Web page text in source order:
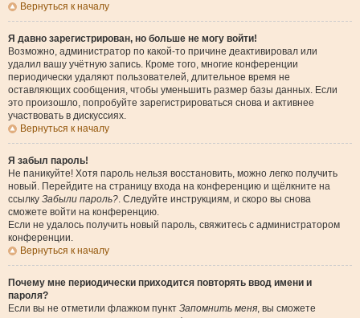
Вернуться к началу
Я давно зарегистрирован, но больше не могу войти!
Возможно, администратор по какой-то причине деактивировал или
удалил вашу учётную запись. Кроме того, многие конференции
периодически удаляют пользователей, длительное время не
оставляющих сообщения, чтобы уменьшить размер базы данных. Если
это произошло, попробуйте зарегистрироваться снова и активнее
участвовать в дискуссиях.
Вернуться к началу
Я забыл пароль!
Не паникуйте! Хотя пароль нельзя восстановить, можно легко получить
новый. Перейдите на страницу входа на конференцию и щёлкните на
ссылку Забыли пароль?. Следуйте инструкциям, и скоро вы снова
сможете войти на конференцию.
Если не удалось получить новый пароль, свяжитесь с администратором
конференции.
Вернуться к началу
Почему мне периодически приходится повторять ввод имени и
пароля?
Если вы не отметили флажком пункт Запомнить меня, вы сможете